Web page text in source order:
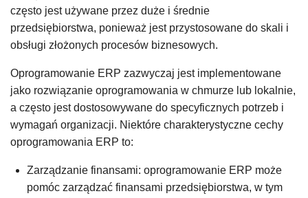
często jest używane przez duże i średnie
przedsiębiorstwa, ponieważ jest przystosowane do skali i
obsługi złożonych procesów biznesowych.
Oprogramowanie ERP zazwyczaj jest implementowane
jako rozwiązanie oprogramowania w chmurze lub lokalnie,
a często jest dostosowywane do specyficznych potrzeb i
wymagań organizacji. Niektóre charakterystyczne cechy
oprogramowania ERP to:
Zarządzanie finansami: oprogramowanie ERP może
pomóc zarządzać finansami przedsiębiorstwa, w tym